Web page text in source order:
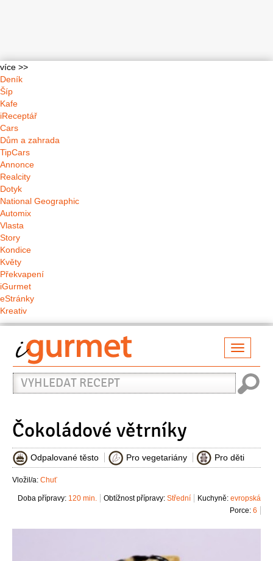
více >>
Deník
Šíp
Kafe
iReceptář
Cars
Dům a zahrada
TipCars
Annonce
Realcity
Dotyk
National Geographic
Automix
Vlasta
Story
Kondice
Květy
Překvapení
iGurmet
eStránky
Kreativ
Vyhledat
recept
Čokoládové větrníky
Odpalované těsto Pro vegetariány Pro děti
Vložil/a: Chuť
Kuchyně: evropská
Obtížnost přípravy: Střední
Doba přípravy: 120 min.
Porce: 6